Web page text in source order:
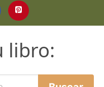
libro: